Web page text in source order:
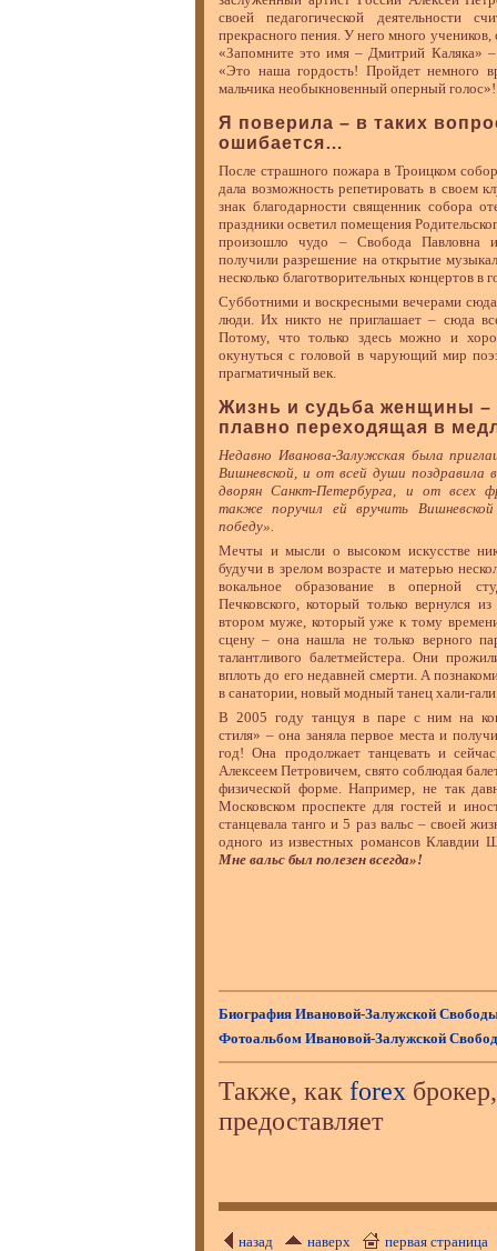
своей педагогической деятельности
прекрасного пения. У него много
«Запомните это имя – Дмитрий Каляка» –
«Это наша гордость! Пройдет немного
мальчика необыкновенный оперный голос»!
Я поверила – в таких
ошибается…
После страшного пожара в Троицком
дала возможность репетировать в своем
знак благодарности священник собора
праздники осветил помещения
произошло чудо – Свобода Павловна
получили разрешение на открытие
несколько благотворительных концертов в
Субботними и воскресными вечерами
люди. Их никто не приглашает – сюда
Потому, что только здесь можно и
окунуться с головой в чарующий мир
прагматичный век.
Жизнь и судьба женщины –
плавно переходящая в
Недавно Иванова-Залужская была
Вишневской, и от всей души поздравила
дворян Санкт-Петербурга, и от всех
также поручил ей вручить
победу».
Мечты и мысли о высоком искусстве
будучи в зрелом возрасте и матерью
вокальное образование в оперной
Печковского, который только вернулся
втором муже, который уже к тому
сцену – она нашла не только верного
талантливого балетмейстера. Они
вплоть до его недавней смерти. А
в санатории, новый модный танец хали-
В 2005 году танцуя в паре с ним на
стиля» – она заняла первое места и
год! Она продолжает танцевать и
Алексеем Петровичем, свято соблюдая
физической форме. Например, не так
Московском проспекте для гостей и
станцевала танго и 5 раз вальс – своей
одного из известных романсов Клавдии
Мне вальс был полезен всегда»!
Биография Ивановой-Залужской
Фотоальбом Ивановой-Залужской
Также, как forex
предоставляет
назад наверх первая страница